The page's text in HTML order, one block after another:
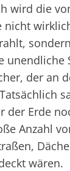
wird die
nicht
unendliche
der an
der Erde
Anzahl
wären.